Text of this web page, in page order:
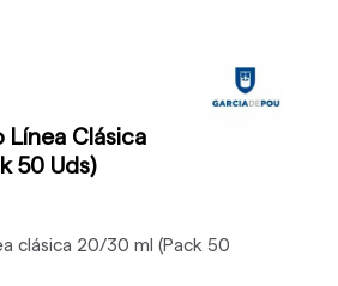
Línea Clásica
50 Uds)
clásica 20/30 ml (Pack 50